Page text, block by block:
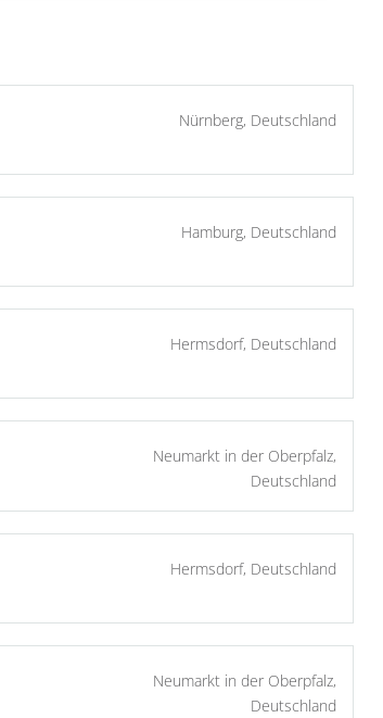
Nürnberg, Deutschland
Hamburg, Deutschland
Hermsdorf, Deutschland
Neumarkt in der Oberpfalz,
Deutschland
Hermsdorf, Deutschland
Neumarkt in der Oberpfalz,
Deutschland